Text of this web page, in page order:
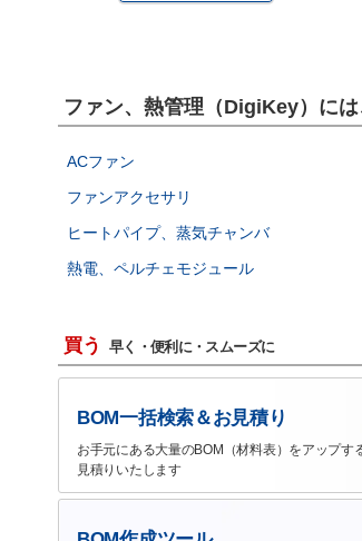
ファン、熱管理（DigiKey）には
ACファン
ファンアクセサリ
ヒートパイプ、蒸気チャンバ
熱電、ペルチェモジュール
買う 早く・便利に・スムーズに
BOM一括検索＆お見積り
お手元にある大量のBOM（材料表）をアップす
見積りいたします